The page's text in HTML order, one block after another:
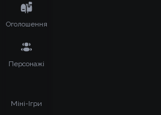
Оголошення
Персонажі
Міні-Ігри